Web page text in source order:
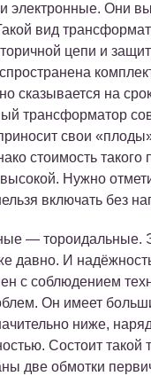
электронные. Они
вид
цепи и
сказывается на
трансформатор
свои
стоимость
Нужно
включать без
— тороидальные.
давно. И
с соблюдением
Он имеет
ниже,
Состоит
две обмотки